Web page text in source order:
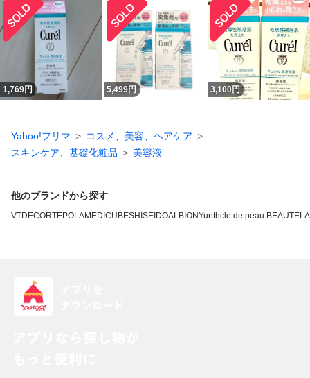
1,769円 5,499円 3,100円
Yahoo!フリマ
コスメ、美容、ヘアケア
スキンケア、基礎化粧品
美容液
他のブランドから探す
VTDECORTEPOLAMEDICUBESHISEIDOALBIONYunthcle de peau BEAUTE